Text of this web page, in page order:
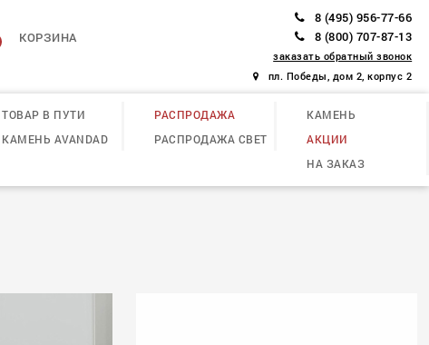
КОРЗИНА
8 (495) 956-77-66
8 (800) 707-87-13
заказать обратный звонок
пл. Победы, дом 2, корпус 2
ТОВАР В ПУТИ
КАМЕНЬ AVANDAD
РАСПРОДАЖА
РАСПРОДАЖА СВЕТ
КАМЕНЬ
АКЦИИ
НА ЗАКАЗ